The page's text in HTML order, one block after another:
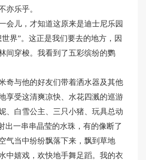
亦乐乎。
会儿，才知道这原来是迪士尼乐园
界”。这正是我们要去的地方，因
间穿梭。我看到了五彩缤纷的鹦
奇与他的好友们带着洒水器及其他
享受这清爽凉快、水花四溅的巡游
、白雪公主、三只小猪、玩具总动
出一串串晶莹的水珠，有的像断了
当中纷纷飘落下来，飘到草地
中嬉戏，欢快地手舞足蹈。我的衣